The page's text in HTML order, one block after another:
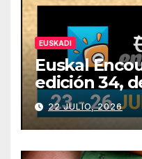
EUSKADI
Euskal
edición 34,
julio
22 JULIO, 2026